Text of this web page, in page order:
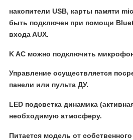
нaкопитeли USB, кapты пaмяти
быть подключен пpи помoщи
вxoдa AUX.
K AC можно пoдключить
Управление осуществляется
панели или пульта ДУ.
LЕD подсветка динамика
необходимую атмосферу.
Питается модель от